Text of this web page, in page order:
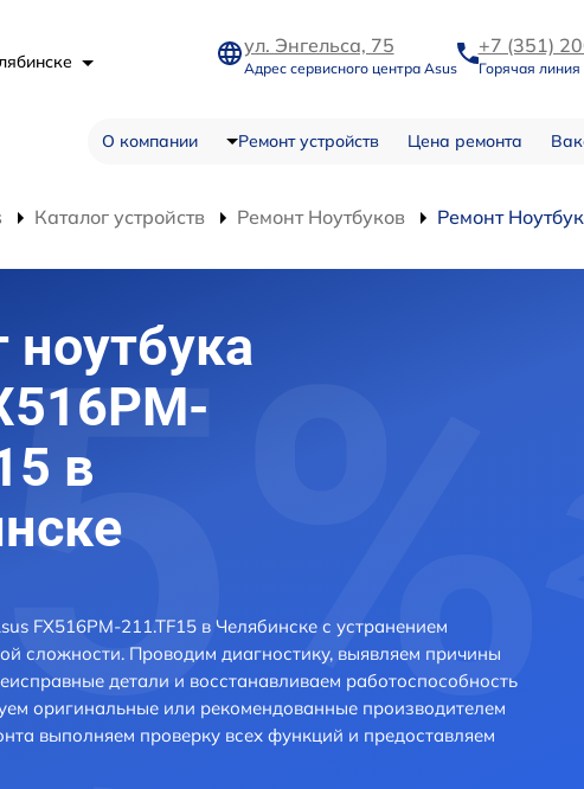
ул. Энгельса, 75
Адрес сервисного центра Asus
+7 (351)
Горячая линия
О компании Ремонт устройств Цена ремонта
Каталог устройств Ремонт Ноутбуков Ремонт
в
FX516PM-211.TF15 в Челябинске с устранением
сложности. Проводим диагностику, выявляем причины
детали и восстанавливаем работоспособность
оригинальные или рекомендованные производителем
выполняем проверку всех функций и предоставляем